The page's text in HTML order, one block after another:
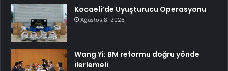
Kocaeli’de Uyuşturucu Operasyonu
Ağustos 8, 2026
Wang Yi: BM reformu doğru yönde
ilerlemeli